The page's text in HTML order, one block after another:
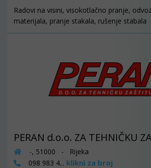
Radovi na visini, visokotlačno pranje,
materijala, pranje stakala, rušenje stabala
PERAN d.o.o. ZA TEHNIČKU
-, 51000 - Rijeka
098 983 4... klikni za broj